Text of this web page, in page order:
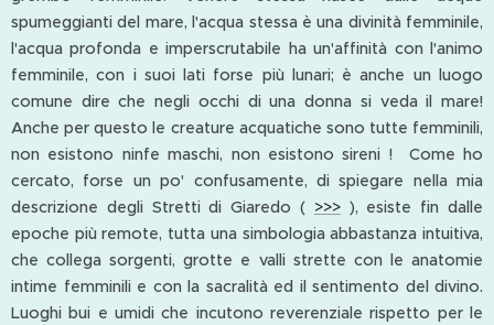
spumeggianti del mare, l'acqua stessa è una divinità femminile,
l'acqua profonda e imperscrutabile ha un'affinità con l'animo
femminile, con i suoi lati forse più lunari; è anche un luogo
comune dire che negli occhi di una donna si veda il mare!
Anche per questo le creature acquatiche sono tutte femminili,
non esistono ninfe maschi, non esistono sireni ! Come ho
cercato, forse un po' confusamente, di spiegare nella mia
descrizione degli Stretti di Giaredo ( >>>), esiste fin dalle
epoche più remote, tutta una simbologia abbastanza intuitiva,
che collega sorgenti, grotte e valli strette con le anatomie
intime femminili e con la sacralità ed il sentimento del divino.
Luoghi bui e umidi che incutono reverenziale rispetto per le